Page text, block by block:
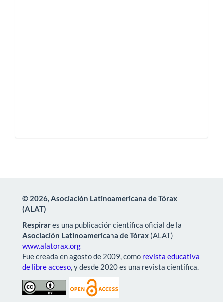
© 2026, Asociación Latinoamericana de Tórax
(ALAT)
Respirares una publicación científica oficial de la
Asociación Latinoamericana de Tórax (ALAT)
www.alatorax.org
Fue creada en agosto de 2009, como revista educativa
de libre acceso, y desde 2020 es una revista científica.